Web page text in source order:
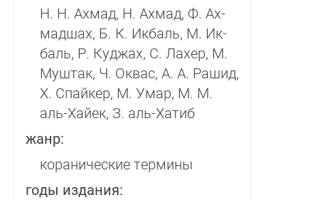
Н. Н. Ахмад, Н. Ахмад, Ф. Ах­
мадшах, Б. К. Икбаль, М. Ик­
баль, Р. Куджах, С. Лахер, М.
Муш­так, Ч. Оквас, А. А. Ра­шид,
Х. Спай­кер, М. Умар, М. М.
аль-Ха­йек, З. аль-Ха­тиб
жанр:
коранические термины
годы издания: